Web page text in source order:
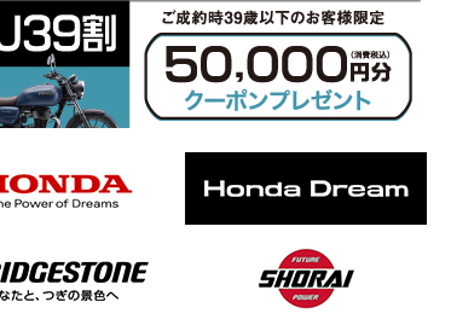
！ポケふた全制覇ツーリング Honda CB1000F
ポケふた】Honda
第1弾【モトブログ】